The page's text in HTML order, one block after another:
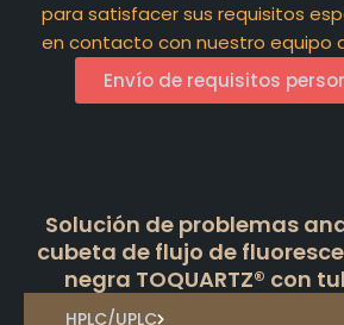
para satisfacer sus requisitos
en contacto con nuestro equipo
Envío de requisitos
Solución de problemas
cubeta de flujo de
negra TOQUARTZ® con
HPLC/UPLC